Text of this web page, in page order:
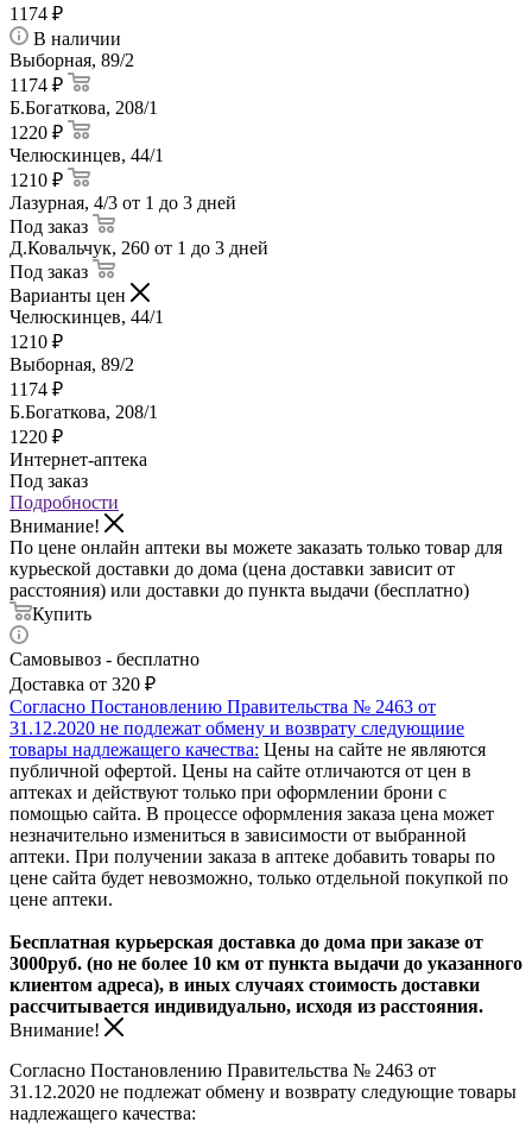
1174 ₽
В наличии
Выборная, 89/2
1174 ₽
Б.Богаткова, 208/1
1220 ₽
Челюскинцев, 44/1
1210 ₽
Лазурная, 4/3 от 1 до 3 дней
Под заказ
Д.Ковальчук, 260 от 1 до 3 дней
Под заказ
Варианты цен
Челюскинцев, 44/1
1210 ₽
Выборная, 89/2
1174 ₽
Б.Богаткова, 208/1
1220 ₽
Интернет-аптека
Под заказ
Подробности
Внимание!
По цене онлайн аптеки вы можете заказать только товар для
курьеской доставки до дома (цена доставки зависит от
расстояния) или доставки до пункта выдачи (бесплатно)
Купить
Самовывоз - бесплатно
Доставка от 320 ₽
Согласно Постановлению Правительства № 2463 от
31.12.2020 не подлежат обмену и возврату следующиие
товары надлежащего качества: Цены на сайте не являются
публичной офертой. Цены на сайте отличаются от цен в
аптеках и действуют только при оформлении брони с
помощью сайта. В процессе оформления заказа цена может
незначительно измениться в зависимости от выбранной
аптеки. При получении заказа в аптеке добавить товары по
цене сайта будет невозможно, только отдельной покупкой по
цене аптеки.
Бесплатная курьерская доставка до дома при заказе от
3000руб. (но не более 10 км от пункта выдачи до указанного
клиентом адреса), в иных случаях стоимость доставки
рассчитывается индивидуально, исходя из расстояния.
Внимание!
Согласно Постановлению Правительства № 2463 от
31.12.2020 не подлежат обмену и возврату следующие товары
надлежащего качества: